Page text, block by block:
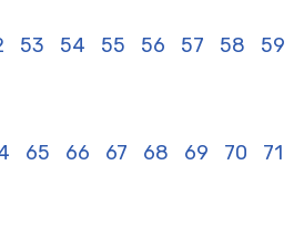
53 54 55 56 57 58 59
65 66 67 68 69 70 71